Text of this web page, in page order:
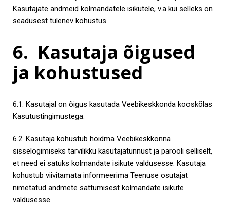
Kasutajate andmeid kolmandatele isikutele, v.a kui selleks on
seadusest tulenev kohustus.
6. Kasutaja õigused
ja kohustused
6.1. Kasutajal on õigus kasutada Veebikeskkonda kooskõlas
Kasutustingimustega.
6.2. Kasutaja kohustub hoidma Veebikeskkonna
sisselogimiseks tarvilikku kasutajatunnust ja parooli selliselt,
et need ei satuks kolmandate isikute valdusesse. Kasutaja
kohustub viivitamata informeerima Teenuse osutajat
nimetatud andmete sattumisest kolmandate isikute
valdusesse.